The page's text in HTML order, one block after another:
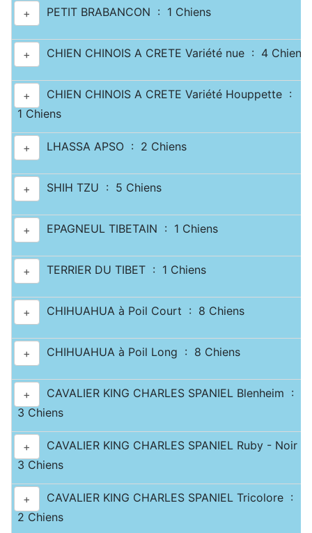
+ PETIT BRABANCON : 1 Chiens
+ CHIEN CHINOIS A CRETE Variété nue : 4 Chiens
+
CHIEN CHINOIS A CRETE Variété Houppette :
1 Chiens
+ LHASSA APSO : 2 Chiens
+ SHIH TZU : 5 Chiens
+ EPAGNEUL TIBETAIN : 1 Chiens
+ TERRIER DU TIBET : 1 Chiens
+ CHIHUAHUA à Poil Court : 8 Chiens
+ CHIHUAHUA à Poil Long : 8 Chiens
+
CAVALIER KING CHARLES SPANIEL Blenheim :
3 Chiens
+
CAVALIER KING CHARLES SPANIEL Ruby - Noir
3 Chiens
+
CAVALIER KING CHARLES SPANIEL Tricolore :
2 Chiens